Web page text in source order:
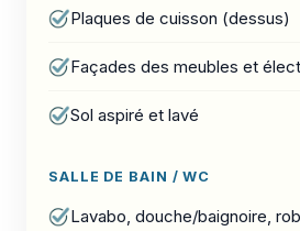
Plaques de cuisson (dessus)
Façades des meubles et
Sol aspiré et lavé
SALLE DE BAIN / WC
Lavabo, douche/baignoire,